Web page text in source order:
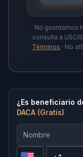
No guardamos
consulta a
Términos · No
¿Es beneficiario
DACA (Gratis)